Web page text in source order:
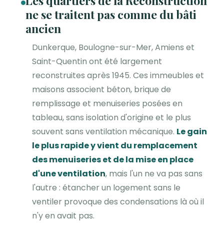
ne se traitent pas comme du bâti
ancien
Dunkerque, Boulogne-sur-Mer, Amiens et
Saint-Quentin ont été largement
reconstruites après 1945. Ces immeubles et
maisons associent béton, brique de
remplissage et menuiseries posées en
tableau, sans isolation d'origine et le plus
souvent sans ventilation mécanique. Le gain
le plus rapide y vient du remplacement
des menuiseries et de la mise en place
d'une ventilation, mais l'un ne va pas sans
l'autre : étancher un logement sans le
ventiler provoque des condensations là où il
n'y en avait pas.